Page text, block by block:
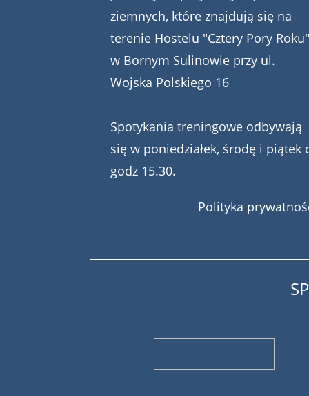
ziemnych, które znajdują się na
terenie Hostelu "Cztery Pory Roku"
w Bornym Sulinowie przy ul.
Wojska Polskiego 16
Spotykania treningowe odbywają
się w poniedziałek, środę i piątek
godz 15.30.
Polityka